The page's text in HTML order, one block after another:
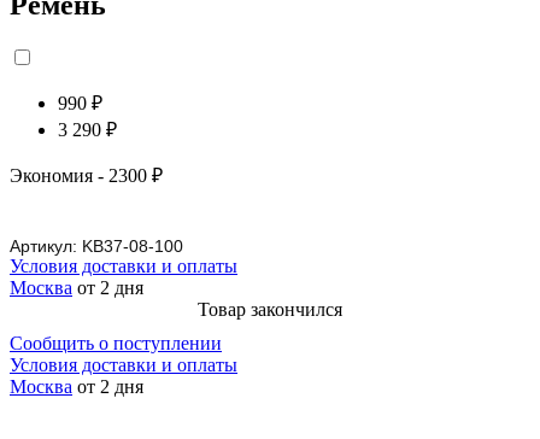
990 ₽
3 290 ₽
Экономия - 2300 ₽
Артикул: KB37-08-100
Условия доставки и оплаты
Москва от 2 дня
Товар закончился
Сообщить о поступлении
Условия доставки и оплаты
Москва от 2 дня